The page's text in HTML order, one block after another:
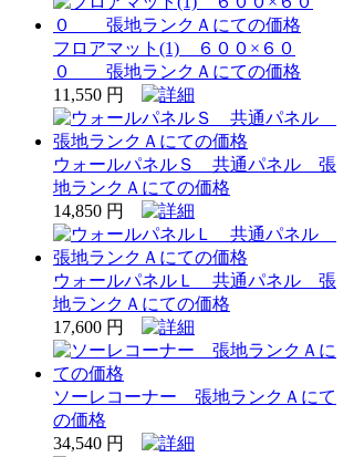
フロアマット(1) ６００×６０
０ 張地ランクＡにての価格
11,550 円
ウォールパネルＳ 共通パネル 張
地ランクＡにての価格
14,850 円
ウォールパネルＬ 共通パネル 張
地ランクＡにての価格
17,600 円
ソーレコーナー 張地ランクＡにて
の価格
34,540 円